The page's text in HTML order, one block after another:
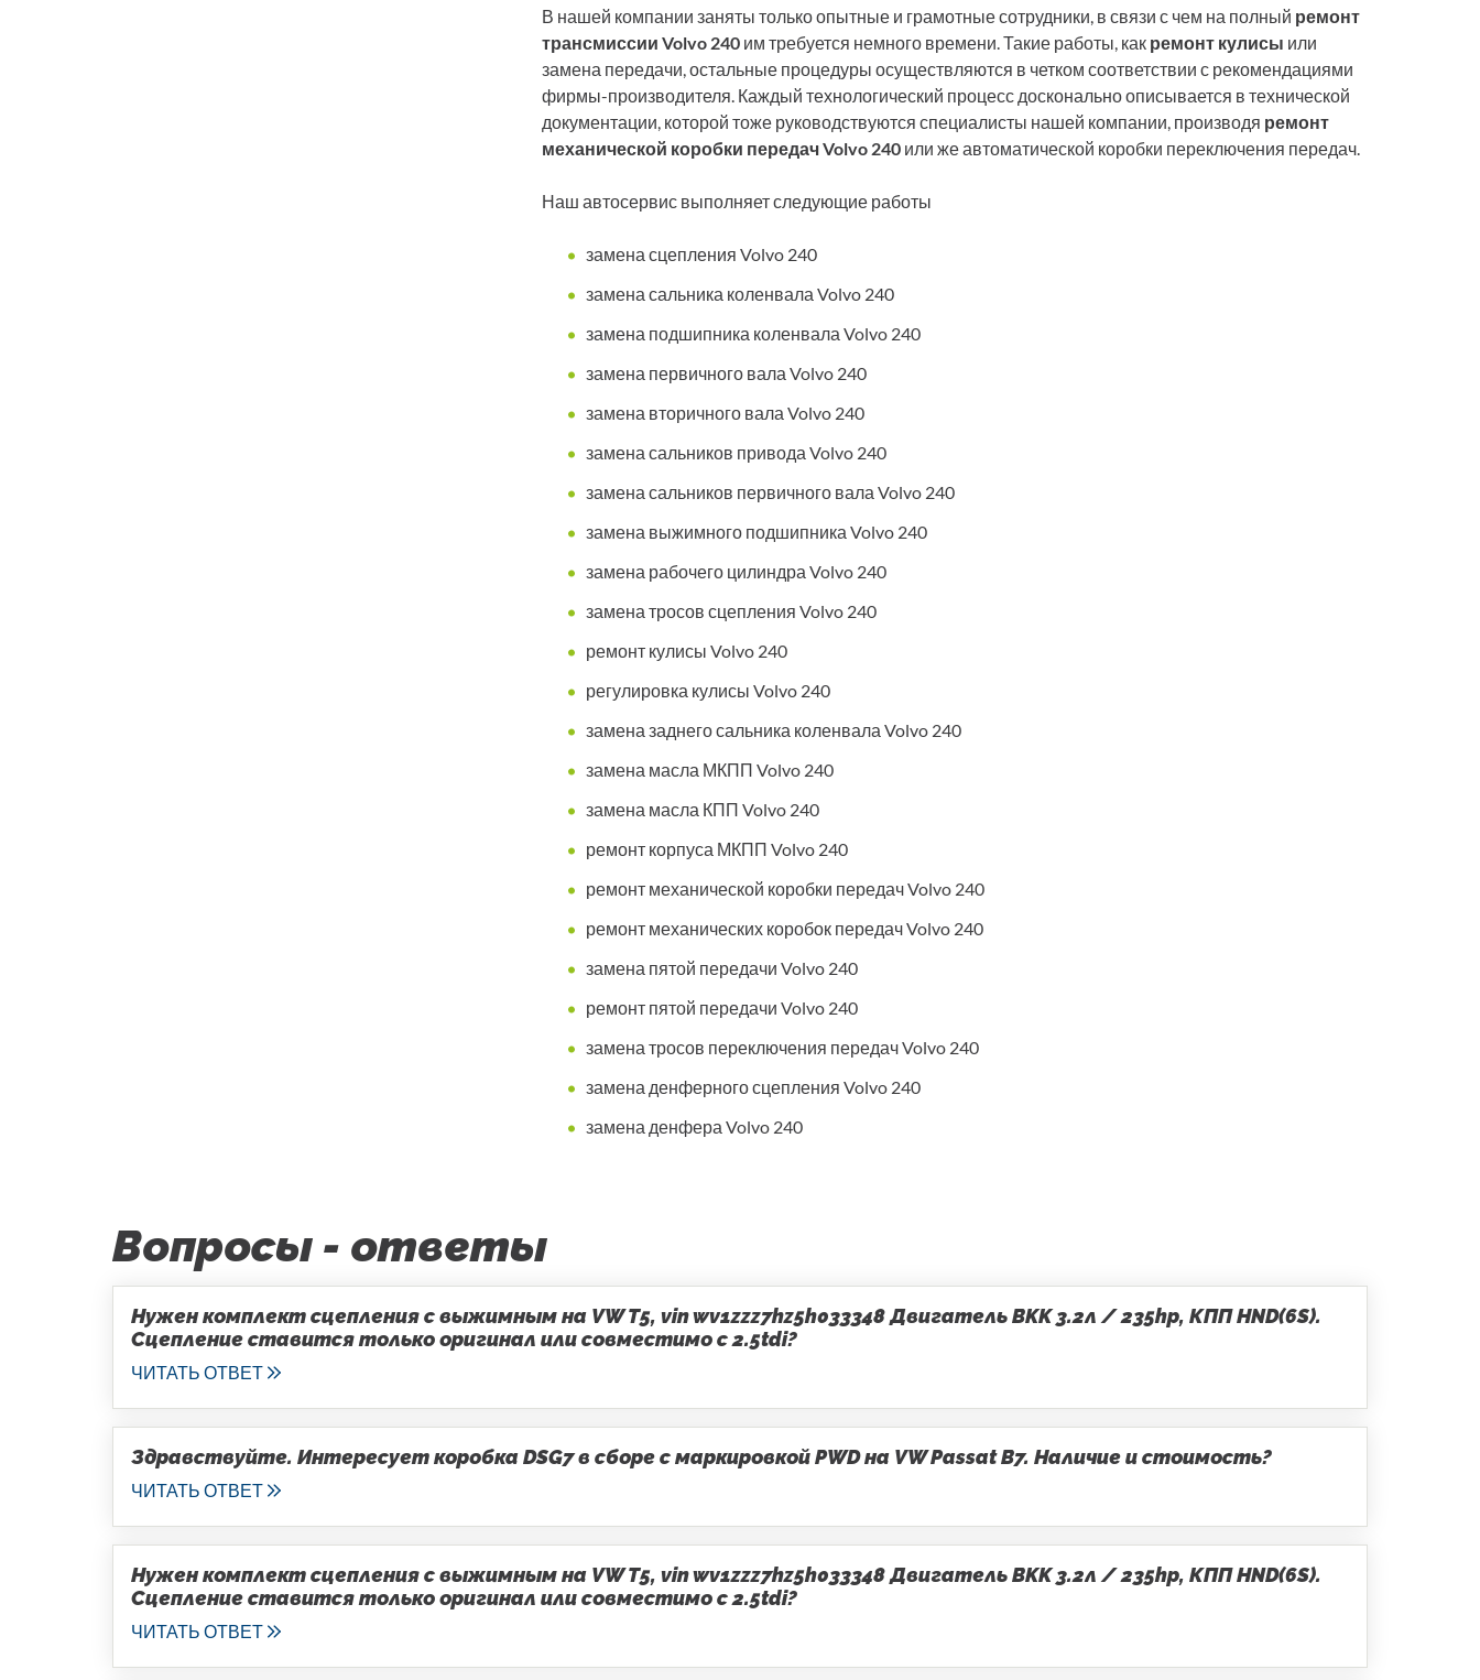
В нашей компании заняты только опытные и грамотные сотрудники, в связи с чем на полный ремонт
трансмиссии Volvo 240 им требуется немного времени. Такие работы, как ремонт кулисы или
замена передачи, остальные процедуры осуществляются в четком соответствии с рекомендациями
фирмы-производителя. Каждый технологический процесс досконально описывается в технической
документации, которой тоже руководствуются специалисты нашей компании, производя ремонт
механической коробки передач Volvo 240 или же автоматической коробки переключения передач.
Наш автосервис выполняет следующие работы
замена сцепления Volvo 240
замена сальника коленвала Volvo 240
замена подшипника коленвала Volvo 240
замена первичного вала Volvo 240
замена вторичного вала Volvo 240
замена сальников привода Volvo 240
замена сальников первичного вала Volvo 240
замена выжимного подшипника Volvo 240
замена рабочего цилиндра Volvo 240
замена тросов сцепления Volvo 240
ремонт кулисы Volvo 240
регулировка кулисы Volvo 240
замена заднего сальника коленвала Volvo 240
замена масла МКПП Volvo 240
замена масла КПП Volvo 240
ремонт корпуса МКПП Volvo 240
ремонт механической коробки передач Volvo 240
ремонт механических коробок передач Volvo 240
замена пятой передачи Volvo 240
ремонт пятой передачи Volvo 240
замена тросов переключения передач Volvo 240
замена денферного сцепления Volvo 240
замена денфера Volvo 240
Вопросы - ответы
Нужен комплект сцепления с выжимным на VW T5, vin wv1zzz7hz5h033348 Двигатель BKK 3.2л / 235hp, КПП HND(6S).
Сцепление ставится только оригинал или совместимо с 2.5tdi?
ЧИТАТЬ ОТВЕТ
Здравствуйте. Интересует коробка DSG7 в сборе с маркировкой PWD на VW Passat B7. Наличие и стоимость?
ЧИТАТЬ ОТВЕТ
Нужен комплект сцепления с выжимным на VW T5, vin wv1zzz7hz5h033348 Двигатель BKK 3.2л / 235hp, КПП HND(6S).
Сцепление ставится только оригинал или совместимо с 2.5tdi?
ЧИТАТЬ ОТВЕТ